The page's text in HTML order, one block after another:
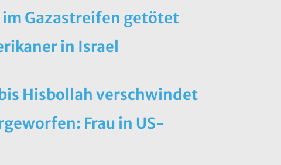
Gazastreifen getötet
in Israel
Hisbollah verschwindet
Frau in US-